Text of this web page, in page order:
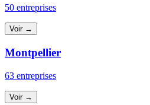
50 entreprises
Voir →
Montpellier
63 entreprises
Voir →